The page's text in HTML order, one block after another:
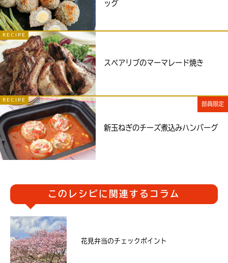
ッグ
RECIPE
スペアリブのマーマレード焼き
RECIPE
部員限定
新玉ねぎのチーズ煮込みハンバーグ
このレシピに関連するコラム
花見弁当のチェックポイント